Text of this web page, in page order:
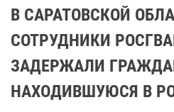
В САРАТОВСКОЙ
СОТРУДНИКИ
ЗАДЕРЖАЛИ
НАХОДИВШУЮСЯ В